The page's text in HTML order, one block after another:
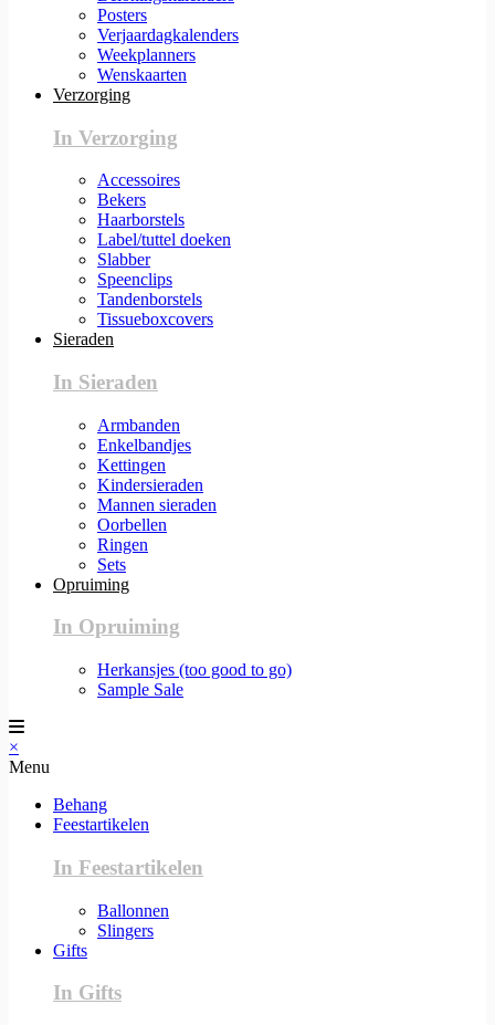
Posters
Verjaardagkalenders
Weekplanners
Wenskaarten
Verzorging
In Verzorging
Accessoires
Bekers
Haarborstels
Label/tuttel doeken
Slabber
Speenclips
Tandenborstels
Tissueboxcovers
Sieraden
In Sieraden
Armbanden
Enkelbandjes
Kettingen
Kindersieraden
Mannen sieraden
Oorbellen
Ringen
Sets
Opruiming
In Opruiming
Herkansjes (too good to go)
Sample Sale
×
Menu
Behang
Feestartikelen
In Feestartikelen
Ballonnen
Slingers
Gifts
In Gifts